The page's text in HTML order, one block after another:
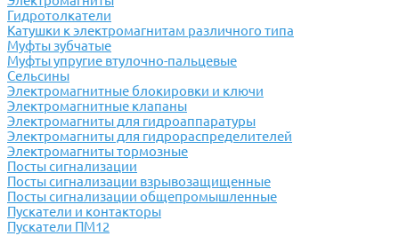
Гидротолкатели
Катушки к электромагнитам различного типа
Муфты зубчатые
Муфты упругие втулочно-пальцевые
Сельсины
Электромагнитные блокировки и ключи
Электромагнитные клапаны
Электромагниты для гидроаппаратуры
Электромагниты для гидрораспределителей
Электромагниты тормозные
Посты сигнализации
Посты сигнализации взрывозащищенные
Посты сигнализации общепромышленные
Пускатели и контакторы
Пускатели ПМ12